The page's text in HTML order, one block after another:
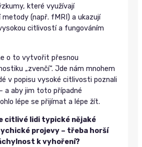
které využívají
metody (např. fMRI) a ukazují
citlivostí a fungováním
o to vytvořit přesnou
„zvenčí“. Jde nám mnohem
v popisu vysoké citlivosti poznali
a aby jim toto případné
lépe se přijímat a lépe žít.
citlivé lidi typické nějaké
projevy – třeba horší
k vyhoření?